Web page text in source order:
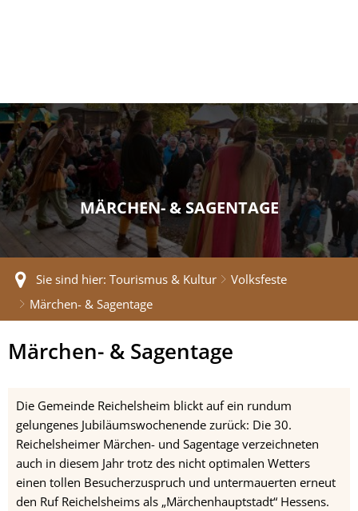
MÄRCHEN- & SAGENTAGE
Sie sind hier: Tourismus & Kultur
Volksfeste
Märchen- & Sagentage
Märchen-
Sagentage
Märchen- & Sagentage
Die Gemeinde Reichelsheim blickt auf ein rundum
gelungenes Jubiläumswochenende zurück: Die 30.
Reichelsheimer Märchen- und Sagentage verzeichneten
auch in diesem Jahr trotz des nicht optimalen Wetters
einen tollen Besucherzuspruch und untermauerten erneut
den Ruf Reichelsheims als „Märchenhauptstadt“ Hessens.